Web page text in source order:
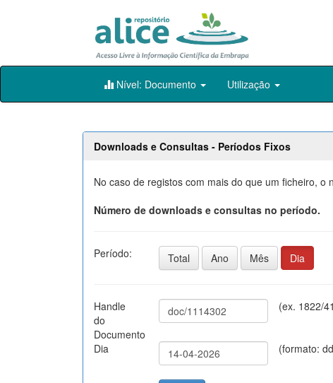
Skip
Nível: Documento Utilização
Downloads e Consultas - Períodos Fixos
No caso de registos com mais do que um ficheiro,
Número de downloads e consultas no período.
Período: Total Ano Mês Dia
Handle
do
Documento
(ex. 1822/
Dia (formato: